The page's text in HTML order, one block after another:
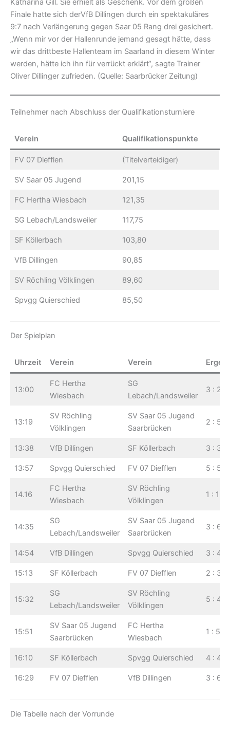
Katharina Gill. Sie erhielt als Geschenk. Vor dem großen
Finale hatte sich derVfB Dillingen durch ein spektakuläres
9:7 nach Verlängerung gegen Saar 05 Rang drei gesichert.
„Wenn mir vor der Hallenrunde jemand gesagt hätte, dass
wir das drittbeste Hallenteam im Saarland in diesem Winter
werden, hätte ich ihn für verrückt erklärt“, sagte Trainer
Oliver Dillinger zufrieden. (Quelle: Saarbrücker Zeitung)
Teilnehmer nach Abschluss der Qualifikationsturniere
Verein Qualifikationspunkte
FV 07 Diefflen (Titelverteidiger)
SV Saar 05 Jugend 201,15
FC Hertha Wiesbach 121,35
SG Lebach/Landsweiler 117,75
SF Köllerbach 103,80
VfB Dillingen 90,85
SV Röchling Völklingen 89,60
Spvgg Quierschied 85,50
Der Spielplan
Uhrzeit Verein Verein
13:00
FC Hertha
Wiesbach
SG
Lebach/Landsweiler
3 : 2
13:19
SV Röchling
Völklingen
SV Saar 05 Jugend
Saarbrücken
2 : 5
13:38 VfB Dillingen SF Köllerbach 3 : 3
13:57 Spvgg Quierschied FV 07 Diefflen 5 : 5
14.16
FC Hertha
Wiesbach
SV Röchling
Völklingen
1 : 1
14:35
SG
Lebach/Landsweiler
SV Saar 05 Jugend
Saarbrücken
3 : 6
14:54 VfB Dillingen Spvgg Quierschied 3 : 4
15:13 SF Köllerbach FV 07 Diefflen 2 : 3
15:32
SG
Lebach/Landsweiler
SV Röchling
Völklingen
5 : 4
15:51
SV Saar 05 Jugend
Saarbrücken
FC Hertha
Wiesbach
1 : 5
16:10 SF Köllerbach Spvgg Quierschied 4 : 4
16:29 FV 07 Diefflen VfB Dillingen 3 : 6
Die Tabelle nach der Vorrunde